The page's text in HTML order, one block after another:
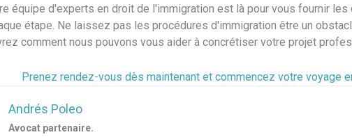
équipe d'experts en droit de l'immigration est là pour vous fournir
étape. Ne laissez pas les procédures d'immigration être un
comment nous pouvons vous aider à concrétiser votre projet
Prenez rendez-vous dès maintenant et commencez votre voyage
Andrés Poleo
Avocat partenaire.